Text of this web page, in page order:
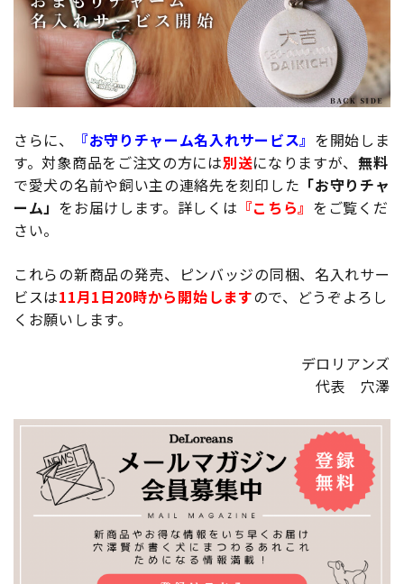
さらに、 『お守りチャーム名入れサービス』 を開始しま
す。対象商品をご注文の方には別送になりますが、無料
で愛犬の名前や飼い主の連絡先を刻印した 「お守りチャ
ーム」 をお届けします。詳しくは 『こちら』 をご覧くだ
さい。
これらの新商品の発売、ピンバッジの同梱、名入れサー
ビスは11月1日20時から開始しますので、どうぞよろし
くお願いします。
デロリアンズ
代表 穴澤